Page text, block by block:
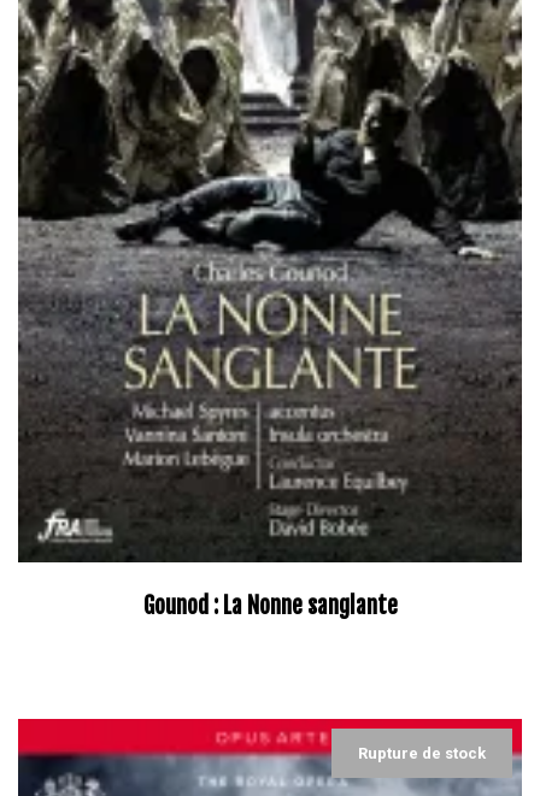
Gounod : La Nonne sanglante
Rupture de stock